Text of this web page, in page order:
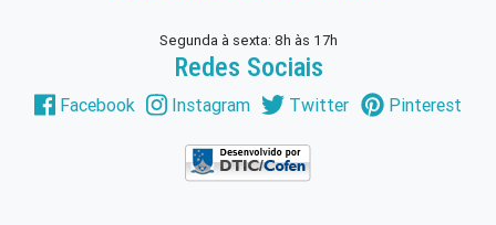
Segunda à sexta: 8h às 17h
Redes Sociais
Facebook Instagram Twitter Pinterest